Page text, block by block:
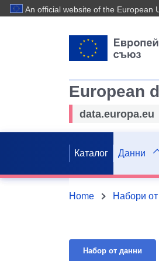
An official website of the European
European
data.europa.eu
Каталог Данни
Home Набори
Набор от данни